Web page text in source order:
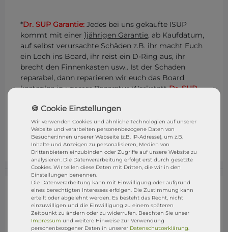
*Dr. SUP Garantie: Jedes bei uns gekaufte ISUP
kommt mit einer 1jährigen Garantie, ab Kaufdatum,
auf selbst verursachte Schäden z.B. ihr macht Euch
ein Loch ins Board, ihr reist ein D-Ring aus, ihr
brecht den Finnenkasten usw.. Ist der Schaden
reparabel, dann reparieren wir euch das Board
kostenlos in unserer Reparatur WerkstattDr. SUP.
übernehmen alles weitere. Eure Rechte aus dem
gesetzliche Gewährleistungsrecht bleibt natürlich
bestehen. STRESSFREI SUPen mit derDR. SUP
GARANTIE
Wir verwenden Cookies und ähnliche Technologien auf unserer
Website und verarbeiten personenbezogene Daten von
Besucher:innen unserer Webseite (z.B. IP-Adresse), um z.B.
Inhalte und Anzeigen zu personalisieren, Medien von
Drittanbietern einzubinden oder Zugriffe auf unsere Website zu
analysieren. Die Datenverarbeitung erfolgt erst durch gesetzte
Cookies. Wir teilen diese Daten mit Dritten, die wir in den
Einstellungen benennen.
Die Datenverarbeitung kann mit Einwilligung oder aufgrund
eines berechtigten Interesses erfolgen. Die Zustimmung kann
erteilt oder abgelehnt werden. Es besteht das Recht, nicht
einzuwilligen und die Einwilligung zu einem späteren
Zeitpunkt zu ändern oder zu widerrufen. Beachten Sie unser
Impressum und weitere Hinweise zur Verwendung
personenbezogener Daten in unserer Daten­schutz­erklärung.